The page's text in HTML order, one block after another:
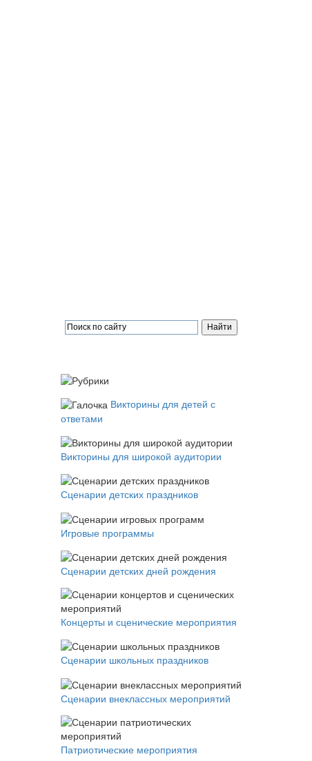
Викторины для детей с
ответами
Викторины для широкой аудитории
Сценарии детских праздников
Игровые программы
Сценарии детских дней рождения
Концерты и сценические мероприятия
Сценарии школьных праздников
Сценарии внеклассных мероприятий
Патриотические мероприятия